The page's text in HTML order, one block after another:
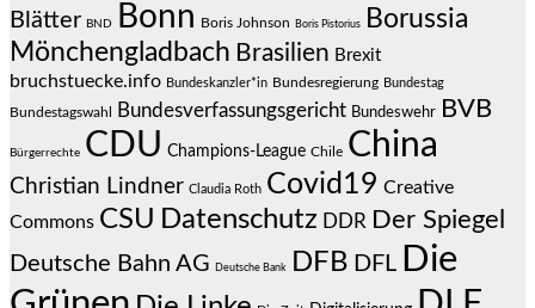
Blätter BND Bonn Boris Johnson Boris Pistorius
Borussia
Mönchengladbach Brasilien Brexit
bruchstuecke.info Bundeskanzler*in Bundesregierung Bundestag
Bundestagswahl Bundesverfassungsgericht Bundeswehr BVB
Bürgerrechte CDU Champions-League Chile China
Christian Lindner Claudia Roth Covid19 Creative
Commons CSU Datenschutz DDR Der Spiegel
Deutsche Bahn AG Deutsche Bank DFB DFL Die